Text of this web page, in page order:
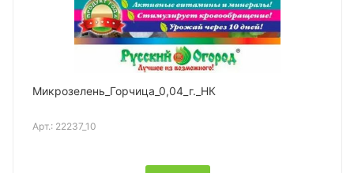
Микрозелень_Горчица_0,04_г._НК
Арт.: 22237_10